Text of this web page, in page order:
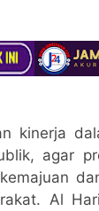
kinerja
agar
Al